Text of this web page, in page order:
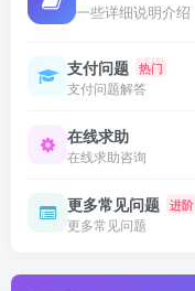
一些详细说明介绍
支付问题 热门
支付问题解答
在线求助
在线求助咨询
更多常见问题 进阶
更多常见问题